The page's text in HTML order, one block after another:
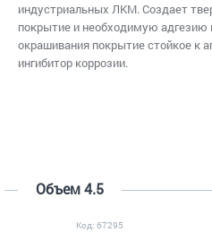
индустриальных ЛКМ. Создает
покрытие и необходимую адгезию
окрашивания покрытие стойкое к
ингибитор коррозии.
Объем 4.5
Код: 67295